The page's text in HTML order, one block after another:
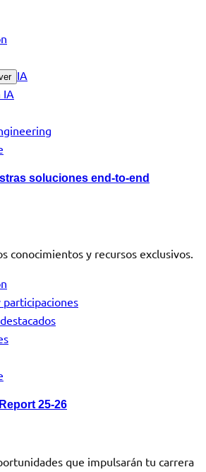
IA
IA
soluciones end-to-end
conocimientos y recursos exclusivos.
participaciones
25-26
que impulsarán tu carrera